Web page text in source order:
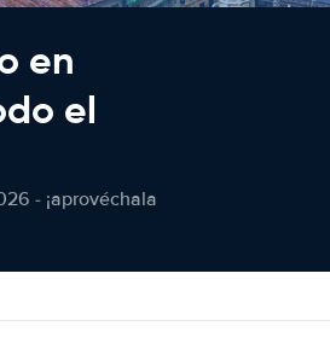
en
el
- ¡aprovéchala